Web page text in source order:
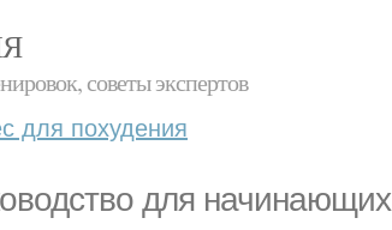
советы экспертов
для похудения
для начинающих